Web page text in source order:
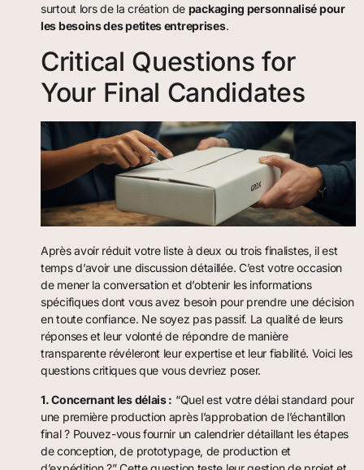
surtout lors de la création de packaging personnalisé pour
les besoins des petites entreprises.
Critical Questions for
Your Final Candidates
Après avoir réduit votre liste à deux ou trois finalistes, il est
temps d’avoir une discussion détaillée. C’est votre occasion
de mener la conversation et d’obtenir les informations
spécifiques dont vous avez besoin pour prendre une décision
en toute confiance. Ne soyez pas passif. La qualité de leurs
réponses et leur volonté de répondre de manière
transparente révéleront leur expertise et leur fiabilité. Voici les
questions critiques que vous devriez poser.
1. Concernant les délais : “Quel est votre délai standard pour
une première production après l’approbation de l’échantillon
final ? Pouvez-vous fournir un calendrier détaillant les étapes
de conception, de prototypage, de production et